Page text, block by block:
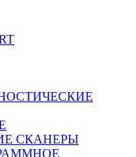
СКАНЕРЫ